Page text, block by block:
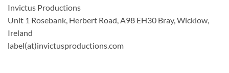
Invictus Productions
Unit 1 Rosebank, Herbert Road, A98 EH30 Bray, Wicklow,
Ireland
label(at)invictusproductions.com